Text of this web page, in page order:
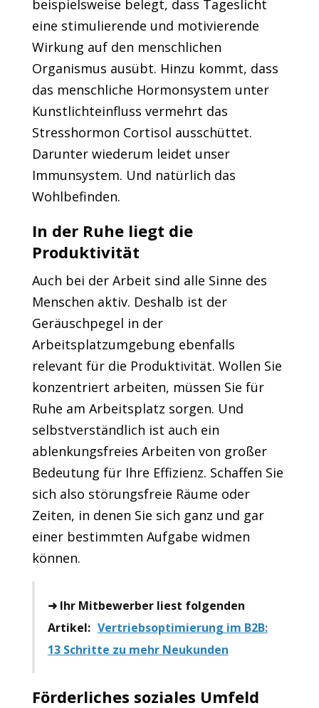
beispielsweise belegt, dass Tageslicht
eine stimulierende und motivierende
Wirkung auf den menschlichen
Organismus ausübt. Hinzu kommt, dass
das menschliche Hormonsystem unter
Kunstlichteinfluss vermehrt das
Stresshormon Cortisol ausschüttet.
Darunter wiederum leidet unser
Immunsystem. Und natürlich das
Wohlbefinden.
In der Ruhe liegt die
Produktivität
Auch bei der Arbeit sind alle Sinne des
Menschen aktiv. Deshalb ist der
Geräuschpegel in der
Arbeitsplatzumgebung ebenfalls
relevant für die Produktivität. Wollen Sie
konzentriert arbeiten, müssen Sie für
Ruhe am Arbeitsplatz sorgen. Und
selbstverständlich ist auch ein
ablenkungsfreies Arbeiten von großer
Bedeutung für Ihre Effizienz. Schaffen Sie
sich also störungsfreie Räume oder
Zeiten, in denen Sie sich ganz und gar
einer bestimmten Aufgabe widmen
können.
➜ Ihr Mitbewerber liest folgenden
Artikel: Vertriebsoptimierung im B2B:
13 Schritte zu mehr Neukunden
Förderliches soziales Umfeld